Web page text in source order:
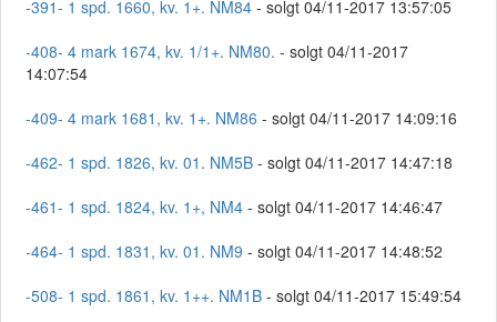
-391- 1 spd. 1660, kv. 1+. NM84 - solgt 04/11-2017 13:57:05
-408- 4 mark 1674, kv. 1/1+. NM80. - solgt 04/11-2017
14:07:54
-409- 4 mark 1681, kv. 1+. NM86 - solgt 04/11-2017 14:09:16
-462- 1 spd. 1826, kv. 01. NM5B - solgt 04/11-2017 14:47:18
-461- 1 spd. 1824, kv. 1+, NM4 - solgt 04/11-2017 14:46:47
-464- 1 spd. 1831, kv. 01. NM9 - solgt 04/11-2017 14:48:52
-508- 1 spd. 1861, kv. 1++. NM1B - solgt 04/11-2017 15:49:54